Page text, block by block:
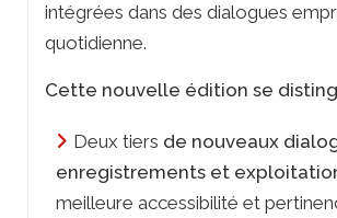
intégrées dans des dialogues
quotidienne.
Cette nouvelle édition se
Deux tiers de nouveaux
enregistrements et
meilleure accessibilité et